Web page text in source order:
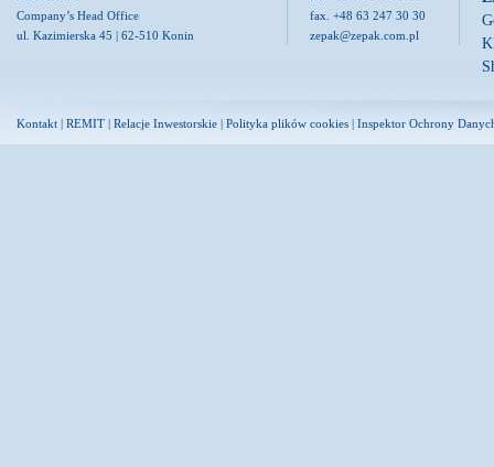
Company’s Head Office
ul. Kazimierska 45 | 62-510 Konin
fax. +48 63 247 30 30
zepak@zepak.com.pl
Kontakt | REMIT | Relacje Inwestorskie | Polityka plików cookies | Inspektor Ochrony